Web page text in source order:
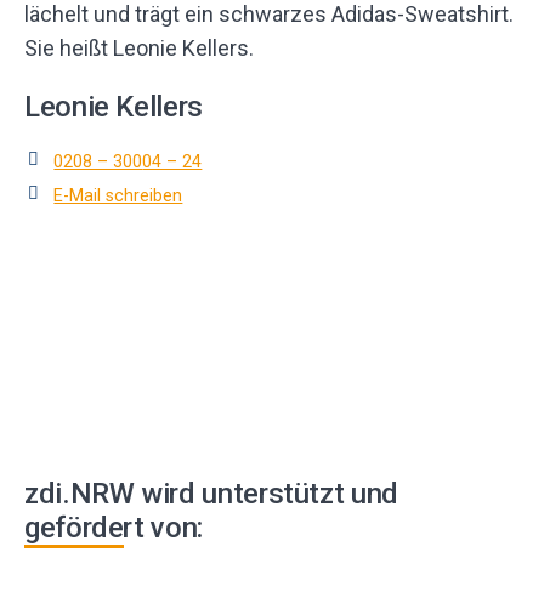
Leonie Kellers
0208 – 30004 – 24
E-Mail schreiben
zdi.NRW wird unterstützt und
gefördert von: